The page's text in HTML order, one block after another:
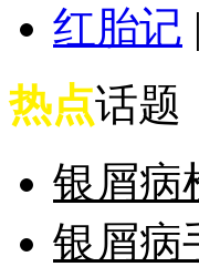
红胎记 |
热点话题
银屑病
银屑病